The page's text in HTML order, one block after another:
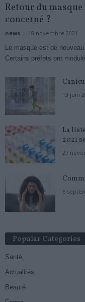
Retour du
concerné ?
news - 18 novembre 2021
Le masque est de
Certains préfets ont modulé
13 juin
La
2021
27
6
Popular Categories
Santé
Actualités
Beauté